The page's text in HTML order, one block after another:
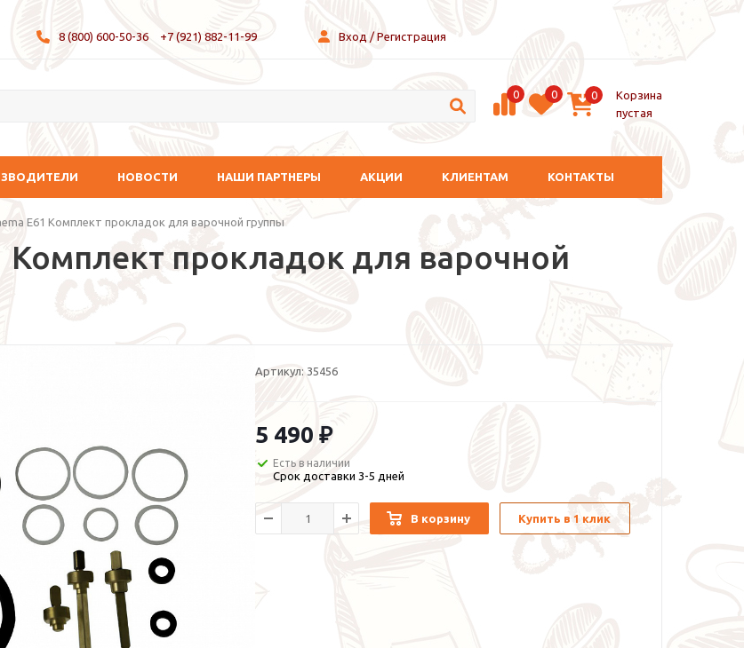
8 (800) 600-50-36 +7 (921) 882-11-99 Вход / Регистрация
0 0 0
Корзина
пустая
НОВОСТИ НАШИ ПАРТНЕРЫ АКЦИИ КЛИЕНТАМ КОНТАКТЫ
E61 Комплект прокладок для варочной группы
Комплект прокладок для варочной
Артикул: 35456
5 490 ₽
Есть в наличии
Срок доставки 3-5 дней
В корзину Купить в 1 клик